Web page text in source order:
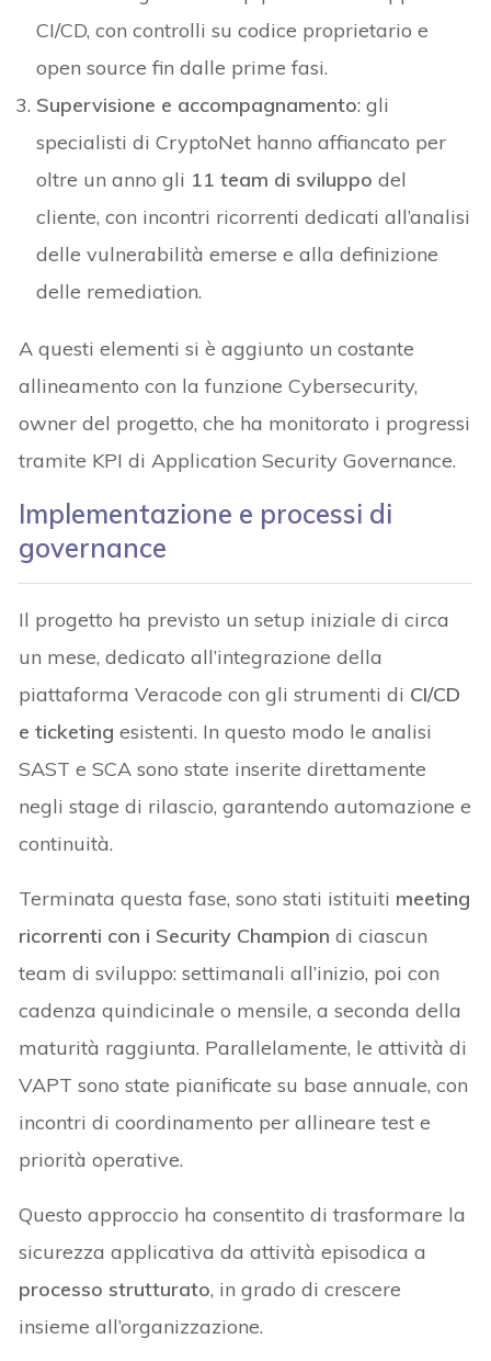
CI/CD, con controlli su codice proprietario e
open source fin dalle prime fasi.
Supervisione e accompagnamento: gli
specialisti di CryptoNet hanno affiancato per
oltre un anno gli 11 team di sviluppo del
cliente, con incontri ricorrenti dedicati all’analisi
delle vulnerabilità emerse e alla definizione
delle remediation.
A questi elementi si è aggiunto un costante
allineamento con la funzione Cybersecurity,
owner del progetto, che ha monitorato i progressi
tramite KPI di Application Security Governance.
Implementazione e processi di
governance
Il progetto ha previsto un setup iniziale di circa
un mese, dedicato all’integrazione della
piattaforma Veracode con gli strumenti di CI/CD
e ticketing esistenti. In questo modo le analisi
SAST e SCA sono state inserite direttamente
negli stage di rilascio, garantendo automazione e
continuità.
Terminata questa fase, sono stati istituiti meeting
ricorrenti con i Security Champion di ciascun
team di sviluppo: settimanali all’inizio, poi con
cadenza quindicinale o mensile, a seconda della
maturità raggiunta. Parallelamente, le attività di
VAPT sono state pianificate su base annuale, con
incontri di coordinamento per allineare test e
priorità operative.
Questo approccio ha consentito di trasformare la
sicurezza applicativa da attività episodica a
processo strutturato, in grado di crescere
insieme all’organizzazione.